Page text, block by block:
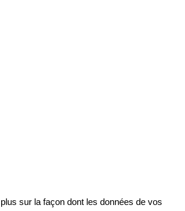
sur la façon dont les données de vos